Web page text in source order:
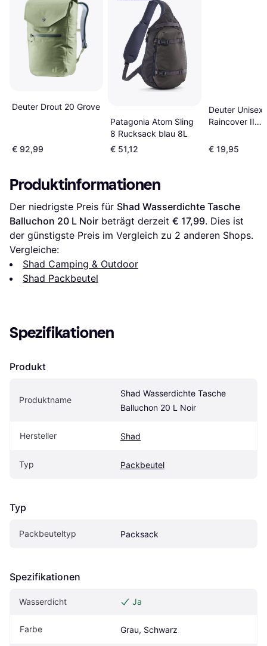
Deuter Drout 20 Grove
€ 92,99
Patagonia Atom Sling
8 Rucksack blau 8L
€ 51,12
Deuter
Raincover II
50 L
€ 19,95
Produktinformationen
Der niedrigste Preis für Shad Wasserdichte Tasche
Balluchon 20 L Noir beträgt derzeit € 17,99. Dies ist
der günstigste Preis im Vergleich zu 2 anderen Shops.
Vergleiche:
Shad Camping & Outdoor
Shad Packbeutel
Spezifikationen
Produkt
Produktname
Shad Wasserdichte Tasche
Balluchon 20 L Noir
Hersteller Shad
Typ Packbeutel
Typ
Packbeuteltyp Packsack
Spezifikationen
Wasserdicht Ja
Farbe Grau, Schwarz